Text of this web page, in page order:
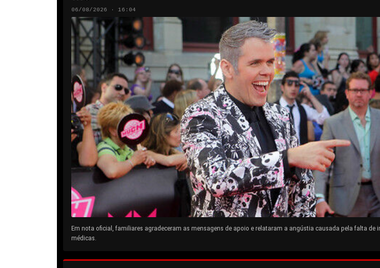
06/08/2026 · 16:04
Em nota oficial, familiares agradeceram as mensagens de apoio e relataram a angústia causada pela falta de
médicas.